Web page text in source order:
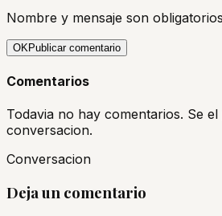
Nombre y mensaje son obligatorios
OK Publicar comentario
Comentarios
Todavia no hay comentarios. Se
conversacion.
Conversacion
Deja un comentario